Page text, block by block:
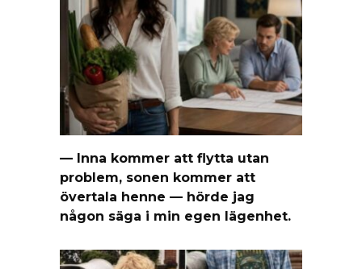
— Inna kommer att flytta utan
problem, sonen kommer att
övertala henne — hörde jag
någon säga i min egen lägenhet.